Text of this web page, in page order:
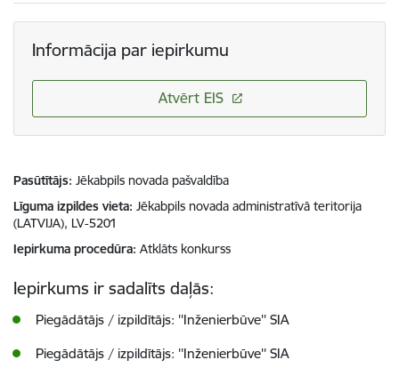
Informācija par iepirkumu
Atvērt EIS
Pasūtītājs Jēkabpils novada pašvaldība
Līguma izpildes vieta Jēkabpils novada administratīvā teritorija
(LATVIJA), LV-5201
Iepirkuma procedūra Atklāts konkurss
Iepirkums ir sadalīts daļās:
Piegādātājs / izpildītājs: ''Inženierbūve'' SIA
Piegādātājs / izpildītājs: ''Inženierbūve'' SIA